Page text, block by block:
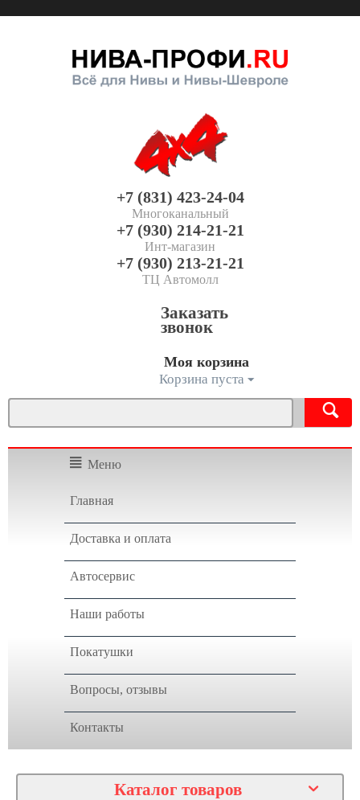
+7 (831) 423-24-04
Многоканальный
+7 (930) 214-21-21
Инт-магазин
+7 (930) 213-21-21
ТЦ Автомолл
Заказать
звонок
Моя корзина
Корзина пуста
Меню
Главная
Доставка и оплата
Автосервис
Наши работы
Покатушки
Вопросы, отзывы
Контакты
Каталог товаров